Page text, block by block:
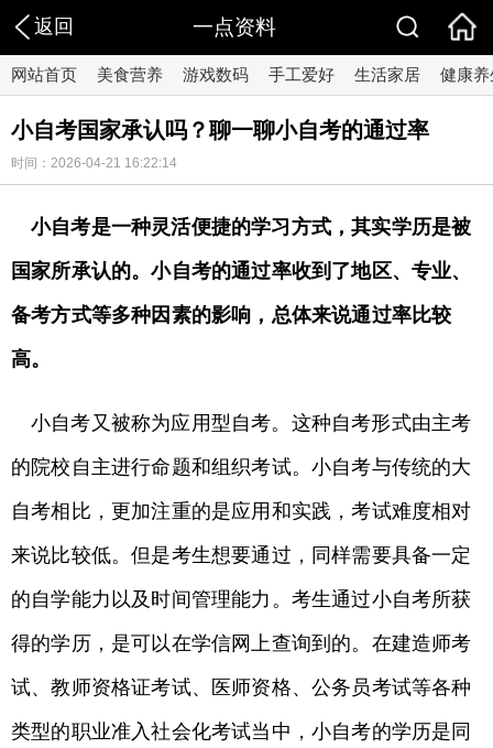
返回 一点资料
网站首页 美食营养 游戏数码 手工爱好 生活家居 健康养
小自考国家承认吗？聊一聊小自考的通过率
时间：2026-04-21 16:22:14
小自考是一种灵活便捷的学习方式，其实学历是被
国家所承认的。小自考的通过率收到了地区、专业、
备考方式等多种因素的影响，总体来说通过率比较
高。
小自考又被称为应用型自考。这种自考形式由主考
的院校自主进行命题和组织考试。小自考与传统的大
自考相比，更加注重的是应用和实践，考试难度相对
来说比较低。但是考生想要通过，同样需要具备一定
的自学能力以及时间管理能力。考生通过小自考所获
得的学历，是可以在学信网上查询到的。在建造师考
试、教师资格证考试、医师资格、公务员考试等各种
类型的职业准入社会化考试当中，小自考的学历是同